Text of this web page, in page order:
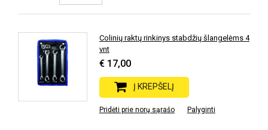
Colinių raktų rinkinys stabdžių šlangelėms 4
vnt
€ 17,00
Į KREPŠELĮ
Pridėti prie norų sąrašo Palyginti